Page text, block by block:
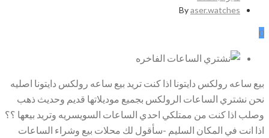
Byaser.watches
0
بيع ساعه رولكس دايتونا اذا كنت تريد بيع ساعه رولكس دايتونا اصليه
نحن نشتري الساعات الرولكس بجميع موديلاتها قديم وحديث ذهب
وصلب اذا كنت من ممتلكي احدي الساعات السويسريه وتريد بيعها ؟؟
اذا انت في المكان السليم -سأقول لك محلات بيع وشراء الساعات